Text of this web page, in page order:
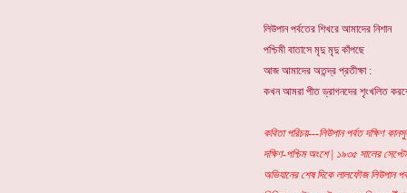
লিউপান পর্বতের শিখরে আমাদের নিশান
পশ্চিমী বাতাসে মৃদু মৃদু কাঁপছে
আজ আমাদের অতন্দ্র প্রতীক্ষা :
কখন আমরা পীত ড্রাগনদের শৃংখলিত
কবিতা পরিচয়---লিউপান পর্বত দক্ষিণ
দক্ষিণ-পশ্চিম অংশে | ১৯৩৫ সালের
অভিযানের শেষ দিকে লালফৌজ লিউপান